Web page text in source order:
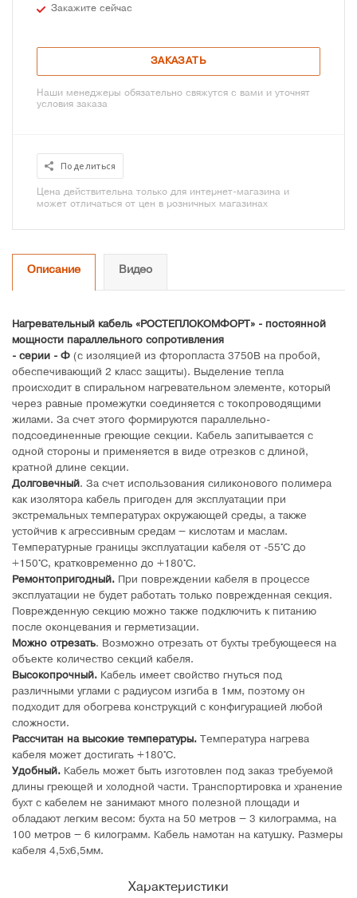
Закажите сейчас
ЗАКАЗАТЬ
Наши менеджеры обязательно свяжутся с вами и уточнят
условия заказа
Поделиться
Цена действительна только для интернет-магазина и
может отличаться от цен в розничных магазинах
Описание Видео
Нагревательный кабель «РОСТЕПЛОКОМФОРТ» - постоянной
мощности параллельного сопротивления
- серии - Ф (с изоляцией из фторопласта 3750В на пробой,
обеспечивающий 2 класс защиты). Выделение тепла
происходит в спиральном нагревательном элементе, который
через равные промежутки соединяется с токопроводящими
жилами. За счет этого формируются параллельно-
подсоединенные греющие секции. Кабель запитывается с
одной стороны и применяется в виде отрезков с длиной,
кратной длине секции.
Долговечный. За счет использования силиконового полимера
как изолятора кабель пригоден для эксплуатации при
экстремальных температурах окружающей среды, а также
устойчив к агрессивным средам – кислотам и маслам.
Температурные границы эксплуатации кабеля от -55°C до
+150°C, кратковременно до +180°C.
Ремонтопригодный. При повреждении кабеля в процессе
эксплуатации не будет работать только поврежденная секция.
Поврежденную секцию можно также подключить к питанию
после оконцевания и герметизации.
Можно отрезать. Возможно отрезать от бухты требующееся на
объекте количество секций кабеля.
Высокопрочный. Кабель имеет свойство гнуться под
различными углами с радиусом изгиба в 1мм, поэтому он
подходит для обогрева конструкций с конфигурацией любой
сложности.
Рассчитан на высокие температуры. Температура нагрева
кабеля может достигать +180°C.
Удобный. Кабель может быть изготовлен под заказ требуемой
длины греющей и холодной части. Транспортировка и хранение
бухт с кабелем не занимают много полезной площади и
обладают легким весом: бухта на 50 метров – 3 килограмма, на
100 метров – 6 килограмм. Кабель намотан на катушку. Размеры
кабеля 4,5х6,5мм.
Характеристики